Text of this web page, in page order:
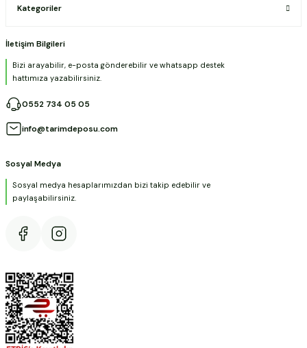
Kategoriler
İletişim Bilgileri
Bizi arayabilir, e-posta gönderebilir ve whatsapp destek
hattımıza yazabilirsiniz.
0552 734 05 05
info@tarimdeposu.com
Sosyal Medya
Sosyal medya hesaplarımızdan bizi takip edebilir ve
paylaşabilirsiniz.